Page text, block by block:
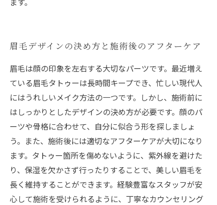
眉毛デザインの決め方と施術後のアフターケア
眉毛は顔の印象を左右する大切なパーツです。最近増え
ている眉毛タトゥーは長時間キープでき、忙しい現代人
にはうれしいメイク方法の一つです。しかし、施術前に
はしっかりとしたデザインの決め方が必要です。顔のパ
ーツや骨格に合わせて、自分に似合う形を探しましょ
う。また、施術後には適切なアフターケアが大切になり
ます。タトゥー箇所を傷めないように、紫外線を避けた
り、保湿を欠かさず行ったりすることで、美しい眉毛を
長く維持することができます。経験豊富なスタッフが安
心して施術を受けられるように、丁寧なカウンセリング